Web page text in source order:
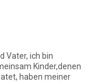
Vater, ich bin
Kinder,denen
haben meiner